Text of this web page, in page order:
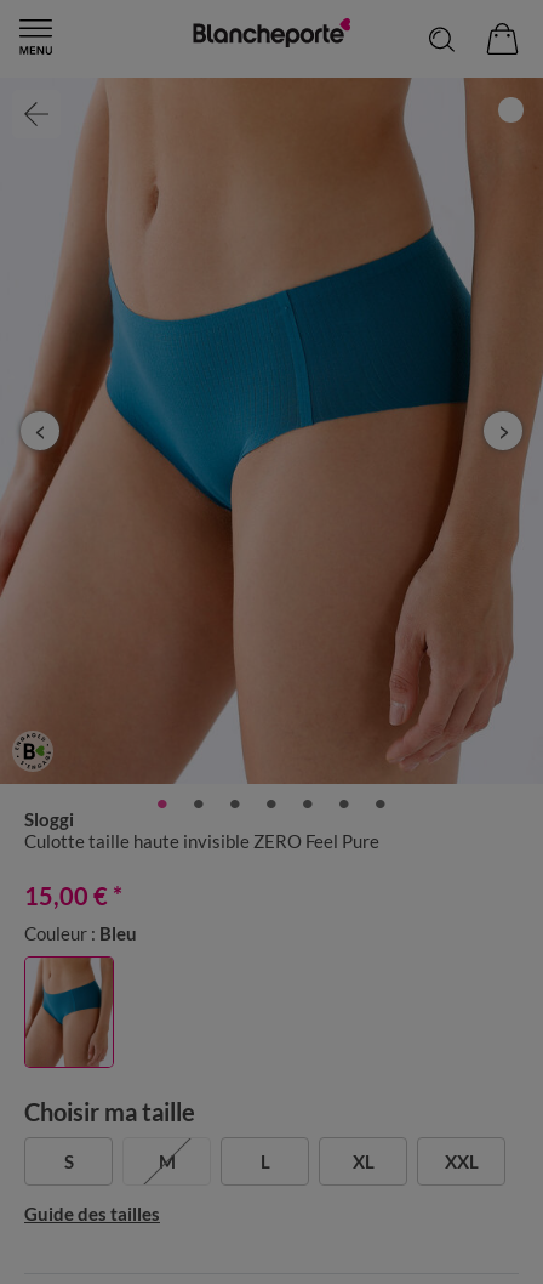
Sloggi
Culotte taille haute invisible ZERO Feel Pure
15,00 € *
Couleur : Bleu
Choisir ma taille
S M L XL XXL
Guide des tailles